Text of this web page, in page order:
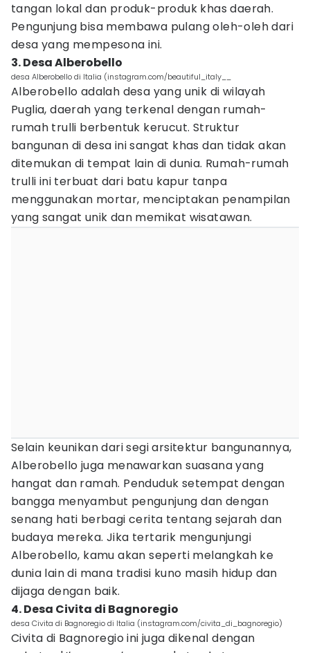
tangan lokal dan produk-produk khas daerah.
Pengunjung bisa membawa pulang oleh-oleh dari
desa yang mempesona ini.
3. Desa Alberobello
desa Alberobello di Italia (instagram.com/beautiful_italy__
Alberobello adalah desa yang unik di wilayah
Puglia, daerah yang terkenal dengan rumah-
rumah trulli berbentuk kerucut. Struktur
bangunan di desa ini sangat khas dan tidak akan
ditemukan di tempat lain di dunia. Rumah-rumah
trulli ini terbuat dari batu kapur tanpa
menggunakan mortar, menciptakan penampilan
yang sangat unik dan memikat wisatawan.
Selain keunikan dari segi arsitektur bangunannya,
Alberobello juga menawarkan suasana yang
hangat dan ramah. Penduduk setempat dengan
bangga menyambut pengunjung dan dengan
senang hati berbagi cerita tentang sejarah dan
budaya mereka. Jika tertarik mengunjungi
Alberobello, kamu akan seperti melangkah ke
dunia lain di mana tradisi kuno masih hidup dan
dijaga dengan baik.
4. Desa Civita di Bagnoregio
desa Civita di Bagnoregio di Italia (instagram.com/civita_di_bagnoregio)
Civita di Bagnoregio ini juga dikenal dengan